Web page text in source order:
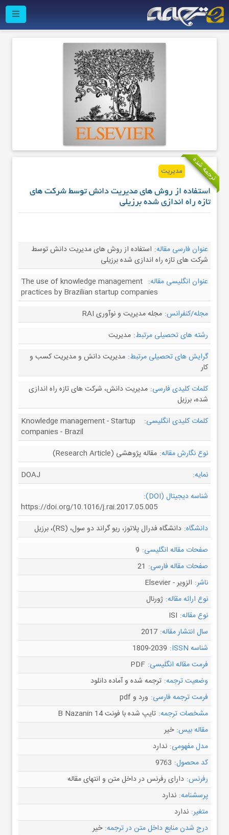
ترجمه شده مدیریت
استفاده از روش های مدیریت دانش توسط شرکت های
تازه راه اندازی شده برزیلی
عنوان فارسی مقاله: استفاده از روش های مدیریت دانش توسط
شرکت های تازه راه اندازی شده برزیلی
عنوان انگلیسی مقاله: The use of knowledge management
practices by Brazilian startup companies
مجله/کنفرانس: مجله مدیریت و نوآوری RAI
رشته های تحصیلی مرتبط: مدیریت
گرایش های تحصیلی مرتبط: مدیریت دانش و مدیریت کسب و
کار
کلمات کلیدی فارسی: مدیریت دانش، شرکت های تازه راه اندازی
شده، برزیل
کلمات کلیدی انگلیسی:
Knowledge management - Startup
companies - Brazil
نوع نگارش مقاله: مقاله پژوهشی (Research Article)
نمایه:
DOAJ
شناسه دیجیتال (DOI):
https://doi.org/10.1016/j.rai.2017.05.005
دانشگاه: دانشگاه فدرال پلاتوز، ریو گراند دو سول، (RS)، برزیل
صفحات مقاله انگلیسی: 9
صفحات مقاله فارسی: 21
ناشر: الزویر - Elsevier
نوع ارائه مقاله: ژورنال
نوع مقاله: ISI
سال انتشار مقاله: 2017
شناسه ISSN:
1809-2039
فرمت مقاله انگلیسی: PDF
وضعیت ترجمه: ترجمه شده و آماده دانلود
فرمت ترجمه فارسی: ورد و pdf
مشخصات ترجمه: تایپ شده با فونت B Nazanin 14
مقاله بیس: خیر
مدل مفهومی: ندارد
کد محصول: 9763
رفرنس: دارای رفرنس در داخل متن و انتهای مقاله
پرسشنامه: ندارد
متغیر: ندارد
درج شدن منابع داخل متن در ترجمه: خیر